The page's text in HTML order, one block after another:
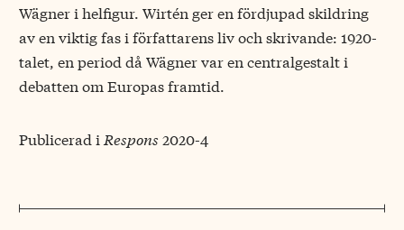
Wägner i helfigur. Wirtén ger en fördjupad skildring
av en viktig fas i författarens liv och skrivande: 1920-
talet, en period då Wägner var en centralgestalt i
debatten om Europas framtid.
Publicerad i Respons 2020-4